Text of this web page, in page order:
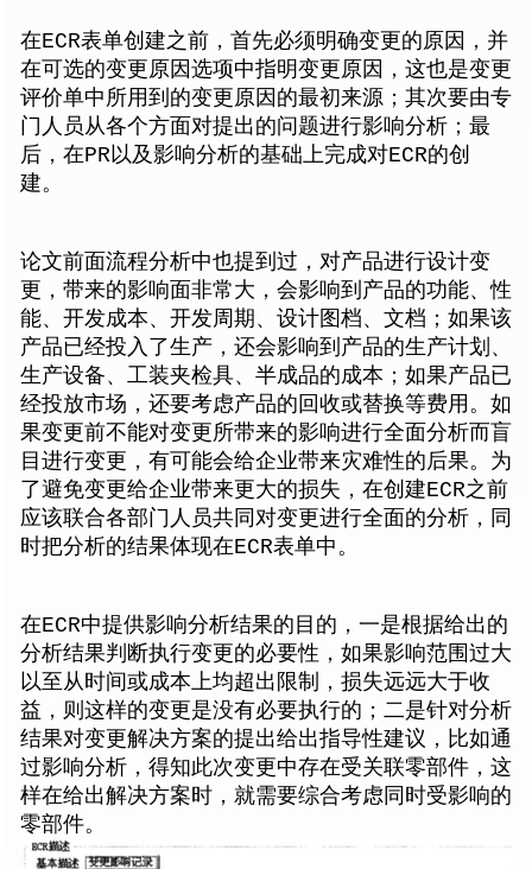
在ECR表单创建之前，首先必须明确变更的原因，并
在可选的变更原因选项中指明变更原因，这也是变更
评价单中所用到的变更原因的最初来源；其次要由专
门人员从各个方面对提出的问题进行影响分析；最
后，在PR以及影响分析的基础上完成对ECR的创
建。
论文前面流程分析中也提到过，对产品进行设计变
更，带来的影响面非常大，会影响到产品的功能、性
能、开发成本、开发周期、设计图档、文档；如果该
产品已经投入了生产，还会影响到产品的生产计划、
生产设备、工装夹检具、半成品的成本；如果产品已
经投放市场，还要考虑产品的回收或替换等费用。如
果变更前不能对变更所带来的影响进行全面分析而盲
目进行变更，有可能会给企业带来灾难性的后果。为
了避免变更给企业带来更大的损失，在创建ECR之前
应该联合各部门人员共同对变更进行全面的分析，同
时把分析的结果体现在ECR表单中。
在ECR中提供影响分析结果的目的，一是根据给出的
分析结果判断执行变更的必要性，如果影响范围过大
以至从时间或成本上均超出限制，损失远远大于收
益，则这样的变更是没有必要执行的；二是针对分析
结果对变更解决方案的提出给出指导性建议，比如通
过影响分析，得知此次变更中存在受关联零部件，这
样在给出解决方案时，就需要综合考虑同时受影响的
零部件。